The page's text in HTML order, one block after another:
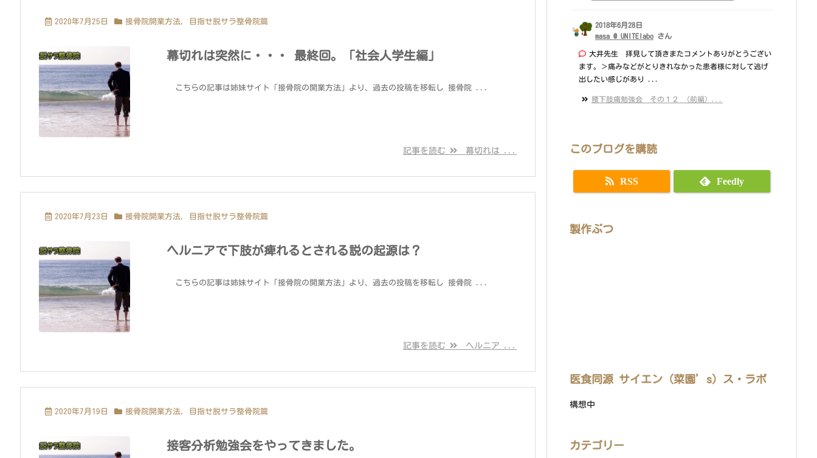
2020年7月25日 接骨院開業方法, 目指せ脱サラ整骨院篇
幕切れは突然に・・・ 最終回。「社会人学生編」
こちらの記事は姉妹サイト「接骨院の開業方法」より、過去の投稿を移転し 接骨院 ...
記事を読む 幕切れは ...
2020年7月23日 接骨院開業方法, 目指せ脱サラ整骨院篇
ヘルニアで下肢が痺れるとされる説の起源は？
こちらの記事は姉妹サイト「接骨院の開業方法」より、過去の投稿を移転し 接骨院 ...
記事を読む ヘルニア ...
2020年7月19日 接骨院開業方法, 目指せ脱サラ整骨院篇
接客分析勉強会をやってきました。
2018年6月28日
masa @ UNITElabo さん
大井先生 拝見して頂きまたコメントありがとうござい
ます。＞痛みなどがとりきれなかった患者様に対して逃げ
出したい感じがあり ...
腰下肢痛勉強会 その１２ （前編）...
このブログを購読
RSS Feedly
製作ぶつ
医食同源 サイエン（菜園’s）ス・ラボ
構想中
カテゴリー